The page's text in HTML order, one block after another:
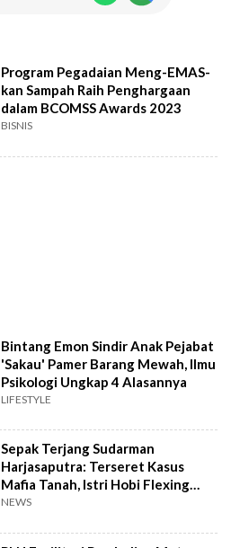
Program Pegadaian Meng-EMAS-
kan Sampah Raih Penghargaan
dalam BCOMSS Awards 2023
BISNIS
Bintang Emon Sindir Anak Pejabat
'Sakau' Pamer Barang Mewah, Ilmu
Psikologi Ungkap 4 Alasannya
LIFESTYLE
Sepak Terjang Sudarman
Harjasaputra: Terseret Kasus
Mafia Tanah, Istri Hobi Flexing
Keliling Dunia
NEWS